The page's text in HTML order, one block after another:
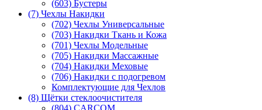
(603) Бустеры
(7) Чехлы Накидки
(702) Чехлы Универсальные
(703) Накидки Ткань и Кожа
(701) Чехлы Модельные
(705) Накидки Массажные
(704) Накидки Меховые
(706) Накидки с подогревом
Комплектующие для Чехлов
(8) Щётки стеклоочистителя
(804) CARCOM